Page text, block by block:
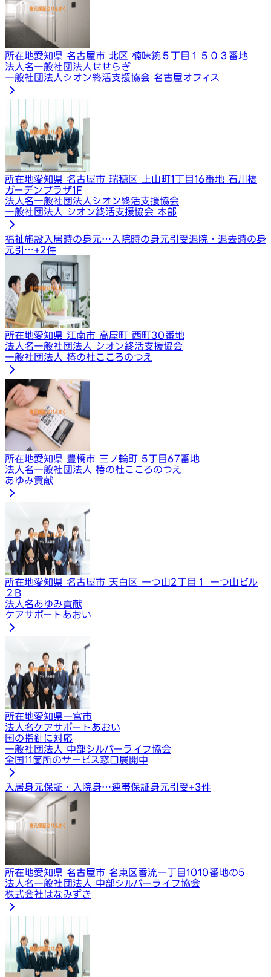
所在地愛知県 名古屋市 北区 楠味鋺５丁目１５０３番地
法人名一般社団法人せせらぎ
一般社団法人シオン終活支援協会 名古屋オフィス
所在地愛知県 名古屋市 瑞穂区 上山町1丁目16番地 石川橋
ガーデンプラザ1F
法人名一般社団法人シオン終活支援協会
一般社団法人 シオン終活支援協会 本部
福祉施設入居時の身元… 入院時の身元引受退院・退去時の身
元引…+2件
所在地愛知県 江南市 高屋町 西町30番地
法人名一般社団法人 シオン終活支援協会
一般社団法人 椿の杜こころのつえ
所在地愛知県 豊橋市 三ノ輪町 5丁目67番地
法人名一般社団法人 椿の杜こころのつえ
あゆみ貢献
所在地愛知県 名古屋市 天白区 一つ山2丁目１ ​一つ山ビル
２B
法人名あゆみ貢献
ケアサポートあおい
所在地愛知県一宮市
法人名ケアサポートあおい
国の指針に対応
一般社団法人 中部シルバーライフ協会
全国11箇所のサービス窓口展開中
入居身元保証・入院身…連帯保証身元引受+3件
所在地愛知県 名古屋市 名東区香流一丁目1010番地の5
法人名一般社団法人 中部シルバーライフ協会
株式会社はなみずき